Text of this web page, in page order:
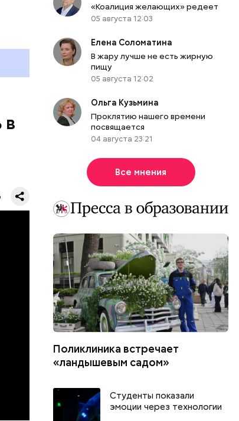
в
«Коалиция желающих» редеет
05 августа 12:03
Елена Соломатина
В жару лучше не есть жирную
пищу
05 августа 12:02
Ольга Кузьмина
Проклятию нашего времени
посвящается
04 августа 23:21
Все мнения
Поликлиника встречает
«ландышевым садом»
Студенты показали
эмоции через технологии